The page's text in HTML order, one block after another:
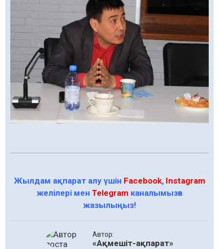
Жылдам ақпарат алу үшін Facebook, Instagram
желілері мен Telegram каналымызға
жазылыңыз!
Автор:
«Ақмешіт-ақпарат»